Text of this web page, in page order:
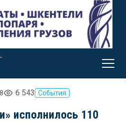
6 543 События
исполнилось 110